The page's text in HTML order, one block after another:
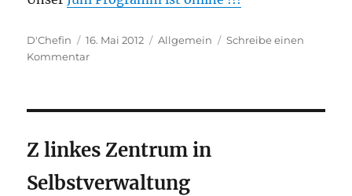
Autor
D'Chefin
Veröffentlicht
am
16. Mai 2012 Kategorien
Allgemein
Schreibe einen
Kommentarzu
Z linkes Zentrum in
Selbstverwaltung